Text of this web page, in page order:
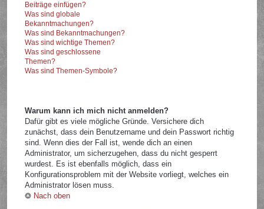
Beiträge einfügen?
Was sind globale
Bekanntmachungen?
Was sind Bekanntmachungen?
Was sind wichtige Themen?
Was sind geschlossene
Themen?
Was sind Themen-Symbole?
Warum kann ich mich nicht anmelden?
Dafür gibt es viele mögliche Gründe. Versichere dich
zunächst, dass dein Benutzername und dein Passwort richtig
sind. Wenn dies der Fall ist, wende dich an einen
Administrator, um sicherzugehen, dass du nicht gesperrt
wurdest. Es ist ebenfalls möglich, dass ein
Konfigurationsproblem mit der Website vorliegt, welches ein
Administrator lösen muss.
Nach oben